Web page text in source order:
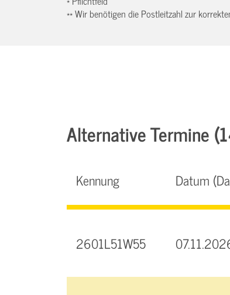
** Wir benötigen die Postleitzahl zur
Alternative Termine
Kennung Datum
2601L51W55